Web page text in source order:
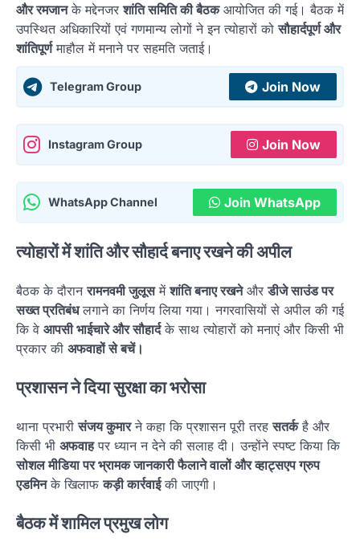
और रमजानके मद्देनजरशांति समिति की बैठकआयोजित की गई। बैठक में
उपस्थित अधिकारियों एवं गणमान्य लोगों ने इन त्योहारों कोसौहार्दपूर्ण और
शांतिपूर्णमाहौल में मनाने पर सहमति जताई।
Telegram Group Join Now
Instagram Group Join Now
WhatsApp Channel Join WhatsApp
त्योहारों में शांति और सौहार्द बनाए रखने की अपील
बैठक के दौरानरामनवमी जुलूसमेंशांति बनाए रखनेऔरडीजे साउंड पर
सख्त प्रतिबंधलगाने का निर्णय लिया गया। नगरवासियों से अपील की गई
कि वे आपसी भाईचारे और सौहार्दके साथ त्योहारों को मनाएं और किसी भी
प्रकार की अफवाहों से बचें।
प्रशासन ने दिया सुरक्षा का भरोसा
थाना प्रभारीसंजय कुमारने कहा कि प्रशासन पूरी तरहसतर्कहै और
किसी भी अफवाहपर ध्यान न देने की सलाह दी। उन्होंने स्पष्ट किया कि
सोशल मीडिया पर भ्रामक जानकारी फैलाने वालों और व्हाट्सएप ग्रुप
एडमिनके खिलाफकड़ी कार्रवाईकी जाएगी।
बैठक में शामिल प्रमुख लोग